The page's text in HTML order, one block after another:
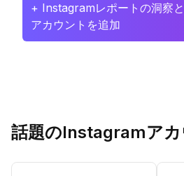
+ Instagramレポートの洞察
アカウントを追加
話題のInstagramアカ